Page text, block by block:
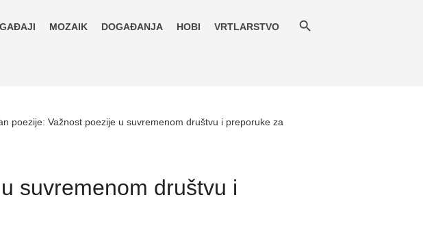
MOZAIK DOGAĐANJA HOBI VRTLARSTVO
poezije: Važnost poezije u suvremenom društvu i preporuke za
suvremenom društvu i